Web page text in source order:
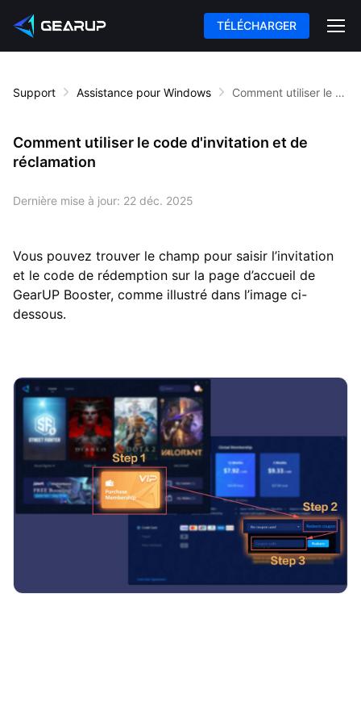
TÉLÉCHARGER
Support Assistance pour Windows Comment utiliser le code d'invitation et de réclamation
Comment utiliser le code d'invitation et de
réclamation
Dernière mise à jour: 22 déc. 2025
Vous pouvez trouver le champ pour saisir l’invitation
et le code de rédemption sur la page d’accueil de
GearUP Booster, comme illustré dans l’image ci-
dessous.